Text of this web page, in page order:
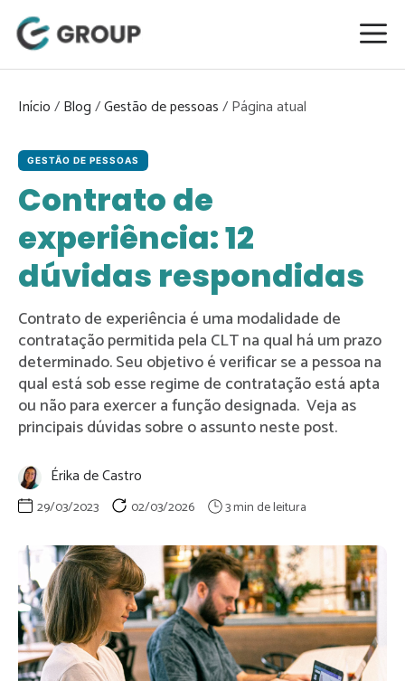
para
conteúdo
Início/Blog/Gestão de pessoas/
GESTÃO DE PESSOAS
Contrato de
experiência: 12
dúvidas respondidas
Contrato de experiência é uma modalidade de
contratação permitida pela CLT na qual há um prazo
determinado. Seu objetivo é verificar se a pessoa na
qual está sob esse regime de contratação está apta
ou não para exercer a função designada. Veja as
principais dúvidas sobre o assunto neste post.
Érika de Castro
29/03/2023 02/03/2026